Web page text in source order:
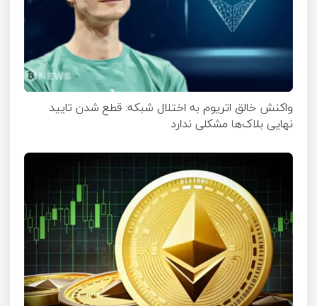
واکنش خالق اتریوم به اختلال شبکه: قطع شدن تایید
نهایی بلاک‌ها مشکلی ندارد